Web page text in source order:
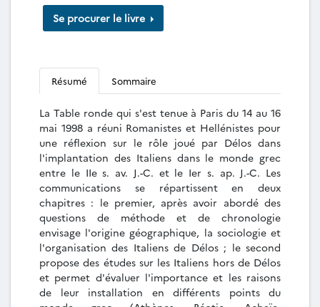
Se procurer le livre
Résumé Sommaire
La Table ronde qui s'est tenue à Paris du 14 au 16
mai 1998 a réuni Romanistes et Hellénistes pour
une réflexion sur le rôle joué par Délos dans
l'implantation des Italiens dans le monde grec
entre le IIe s. av. J.-C. et le Ier s. ap. J.-C. Les
communications se répartissent en deux
chapitres : le premier, après avoir abordé des
questions de méthode et de chronologie
envisage l'origine géographique, la sociologie et
l'organisation des Italiens de Délos ; le second
propose des études sur les Italiens hors de Délos
et permet d'évaluer l'importance et les raisons
de leur installation en différents points du